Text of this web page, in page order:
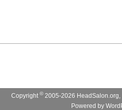
Copyright© 2005-2026
Powered by